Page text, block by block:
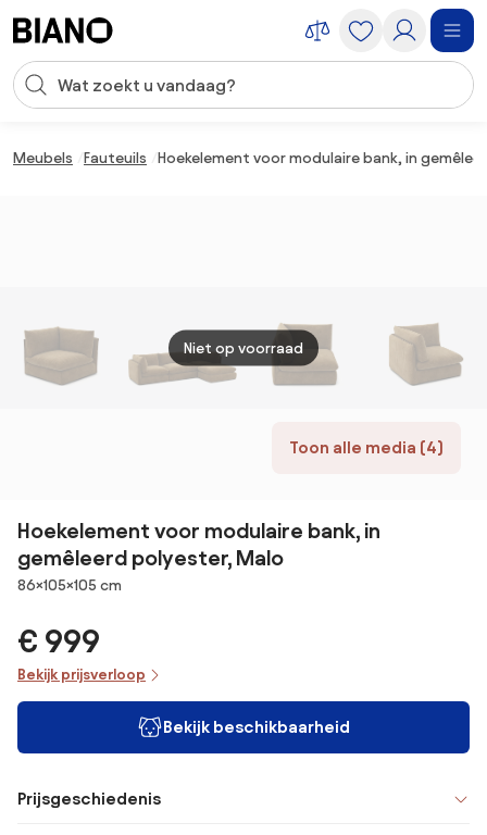
Zoekopdracht invoeren
Meubels Fauteuils Hoekelement voor modulaire bank, in
Toon alle media (4)
Niet op voorraad
Hoekelement voor modulaire bank, in
gemêleerd polyester, Malo
Afmetingen
86×105×105 cm
€ 999
Bekijk prijsverloop
Bekijk beschikbaarheid
Prijsgeschiedenis